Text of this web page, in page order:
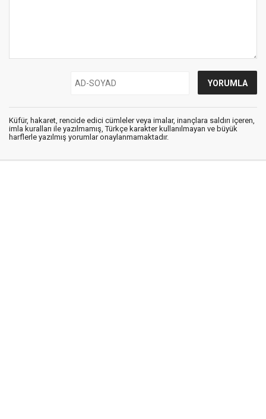
Küfür, hakaret, rencide edici cümleler veya imalar, inançlara saldırı içeren,
imla kuralları ile yazılmamış, Türkçe karakter kullanılmayan ve büyük
harflerle yazılmış yorumlar onaylanmamaktadır.